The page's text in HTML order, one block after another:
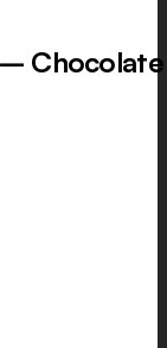
Chocolate